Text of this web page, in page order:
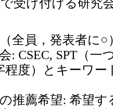
受け付ける研究
全員，発表者に○
: CSEC, SPT（一
程度）とキーワ
推薦希望: 希望